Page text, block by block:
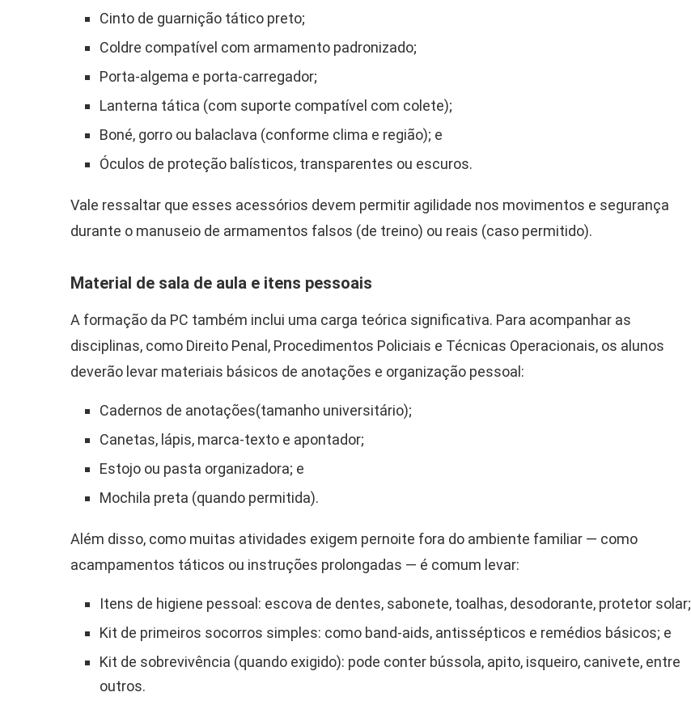
Cinto de guarnição tático preto;
Coldre compatível com armamento padronizado;
Porta-algema e porta-carregador;
Lanterna tática (com suporte compatível com colete);
Boné, gorro ou balaclava (conforme clima e região); e
Óculos de proteção balísticos, transparentes ou escuros.
Vale ressaltar que esses acessórios devem permitir agilidade nos movimentos e segurança
durante o manuseio de armamentos falsos (de treino) ou reais (caso permitido).
Material de sala de aula e itens pessoais
A formação da PC também inclui uma carga teórica significativa. Para acompanhar as
disciplinas, como Direito Penal, Procedimentos Policiais e Técnicas Operacionais, os alunos
deverão levar materiais básicos de anotações e organização pessoal:
Cadernos de anotações(tamanho universitário);
Canetas, lápis, marca-texto e apontador;
Estojo ou pasta organizadora; e
Mochila preta (quando permitida).
Além disso, como muitas atividades exigem pernoite fora do ambiente familiar — como
acampamentos táticos ou instruções prolongadas — é comum levar:
Itens de higiene pessoal: escova de dentes, sabonete, toalhas, desodorante, protetor solar;
Kit de primeiros socorros simples: como band-aids, antissépticos e remédios básicos; e
Kit de sobrevivência (quando exigido): pode conter bússola, apito, isqueiro, canivete, entre
outros.